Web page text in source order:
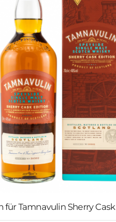
für Tamnavulin Sherry Cask